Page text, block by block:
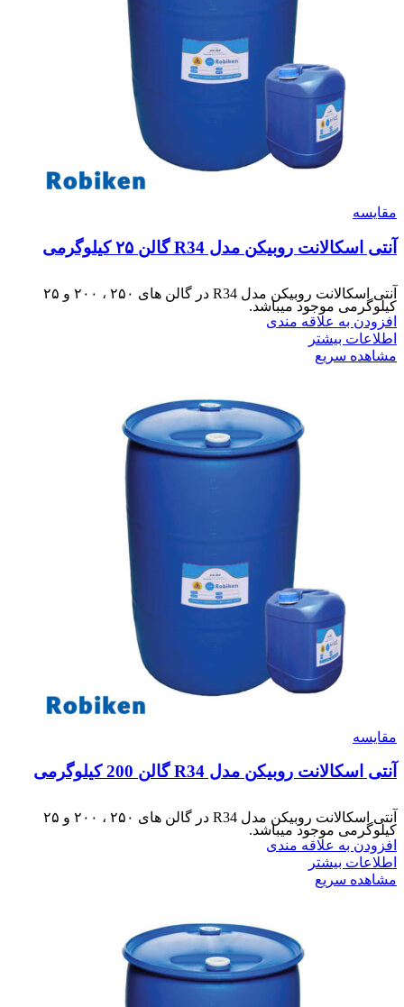
مقایسه
آنتی اسکالانت روبیکن مدل R34 گالن ۲۵ کیلوگرمی
آنتی اسکالانت روبیکن مدل R34 در گالن های ۲۵۰ ، ۲۰۰ و ۲۵
کیلوگرمی موجود میباشد.
افزودن به علاقه مندی
اطلاعات بیشتر
مشاهده سریع
مقایسه
آنتی اسکالانت روبیکن مدل R34 گالن 200 کیلوگرمی
آنتی اسکالانت روبیکن مدل R34 در گالن های ۲۵۰ ، ۲۰۰ و ۲۵
کیلوگرمی موجود میباشد.
افزودن به علاقه مندی
اطلاعات بیشتر
مشاهده سریع